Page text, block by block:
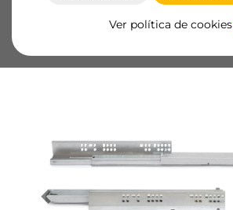
Ver política de cookies